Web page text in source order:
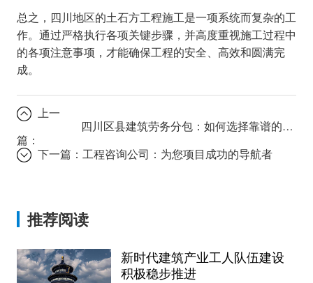
总之，四川地区的土石方工程施工是一项系统而复杂的工
作。通过严格执行各项关键步骤，并高度重视施工过程中
的各项注意事项，才能确保工程的安全、高效和圆满完
成。
上一
篇：
四川区县建筑劳务分包：如何选择靠谱的合作方？
下一篇： 工程咨询公司：为您项目成功的导航者
推荐阅读
新时代建筑产业工人队伍建设
积极稳步推进